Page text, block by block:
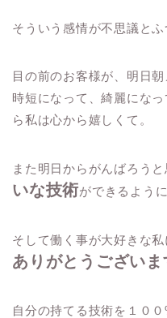
そういう感情が不思議と
目の前のお客様が、明日
時短になって、綺麗にな
ら私は心から嬉しくて。
また明日からがんばろう
いな技術ができるよう
そして働く事が大好きな私
ありがとうございま
自分の持てる技術を１０